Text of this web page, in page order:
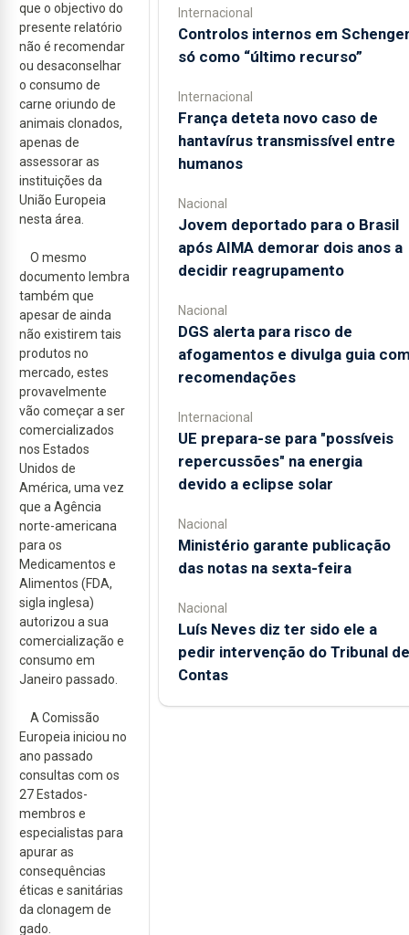
que o objectivo do
presente relatório
não é recomendar
ou desaconselhar
o consumo de
carne oriundo de
animais clonados,
apenas de
assessorar as
instituições da
União Europeia
nesta área.
O mesmo
documento lembra
também que
apesar de ainda
não existirem tais
produtos no
mercado, estes
provavelmente
vão começar a ser
comercializados
nos Estados
Unidos de
América, uma vez
que a Agência
norte-americana
para os
Medicamentos e
Alimentos (FDA,
sigla inglesa)
autorizou a sua
comercialização e
consumo em
Janeiro passado.
A Comissão
Europeia iniciou no
ano passado
consultas com os
27 Estados-
membros e
especialistas para
apurar as
consequências
éticas e sanitárias
da clonagem de
gado.
Internacional
Controlos internos em
só como “último recurso”
Internacional
França deteta novo caso de
hantavírus transmissível entre
humanos
Nacional
Jovem deportado para o Brasil
após AIMA demorar dois anos a
decidir reagrupamento
Nacional
DGS alerta para risco de
afogamentos e divulga guia
recomendações
Internacional
UE prepara-se para "possíveis
repercussões" na energia
devido a eclipse solar
Nacional
Ministério garante publicação
das notas na sexta-feira
Nacional
Luís Neves diz ter sido ele a
pedir intervenção do Tribunal de
Contas